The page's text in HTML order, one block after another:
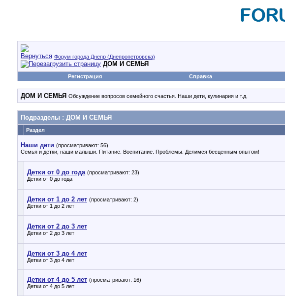
Форум города Днепр (Днепропетровска)
ДОМ И СЕМЬЯ
Регистрация Справка
ДОМ И СЕМЬЯ Обсуждение вопросов семейного счастья. Наши дети, кулинария и т.д.
Подразделы : ДОМ И СЕМЬЯ
Раздел
Наши дети (просматривают: 56)
Семья и детки, наши малыши. Питание. Воспитание. Проблемы. Делимся бесценным опытом!
Детки от 0 до года (просматривают: 23)
Детки от 0 до года
Детки от 1 до 2 лет (просматривают: 2)
Детки от 1 до 2 лет
Детки от 2 до 3 лет
Детки от 2 до 3 лет
Детки от 3 до 4 лет
Детки от 3 до 4 лет
Детки от 4 до 5 лет (просматривают: 16)
Детки от 4 до 5 лет